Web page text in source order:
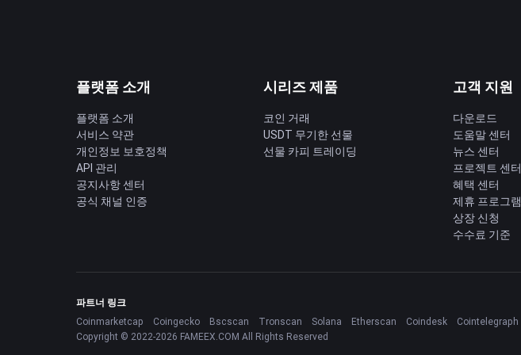
플랫폼 소개
플랫폼 소개
서비스 약관
개인정보 보호정책
API 관리
공지사항 센터
공식 채널 인증
시리즈 제품
코인 거래
USDT 무기한 선물
선물 카피 트레이딩
고객 지원
다운로드
도움말 센터
뉴스 센터
프로젝트 센터
혜택 센터
제휴 프로그램
상장 신청
수수료 기준
파트너 링크
Coinmarketcap
Coingecko Bscscan Tronscan Solana Etherscan Coindesk Cointelegraph
Copyright © 2022-2026 FAMEEX.COM All Rights Reserved